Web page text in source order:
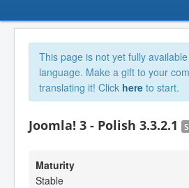
This page is not yet fully
language. Make a gift to your
translating it! Click here to start.
Joomla! 3 - Polish 3.3.2.1
Maturity
Stable